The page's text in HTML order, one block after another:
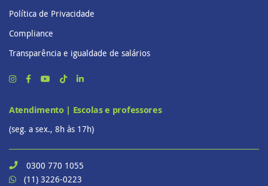
Política de Privacidade
Compliance
Transparência e igualdade de salários
Atendimento | Escolas e professores
(seg. a sex., 8h às 17h)
0300 770 1055
(11) 3226-0223